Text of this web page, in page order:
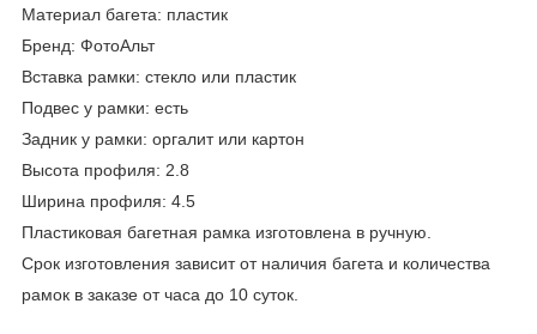
Материал багета: пластик
Бренд: ФотоАльт
Вставка рамки: стекло или пластик
Подвес у рамки: есть
Задник у рамки: оргалит или картон
Высота профиля: 2.8
Ширина профиля: 4.5
Пластиковая багетная рамка изготовлена в ручную.
Срок изготовления зависит от наличия багета и количества
рамок в заказе от часа до 10 суток.